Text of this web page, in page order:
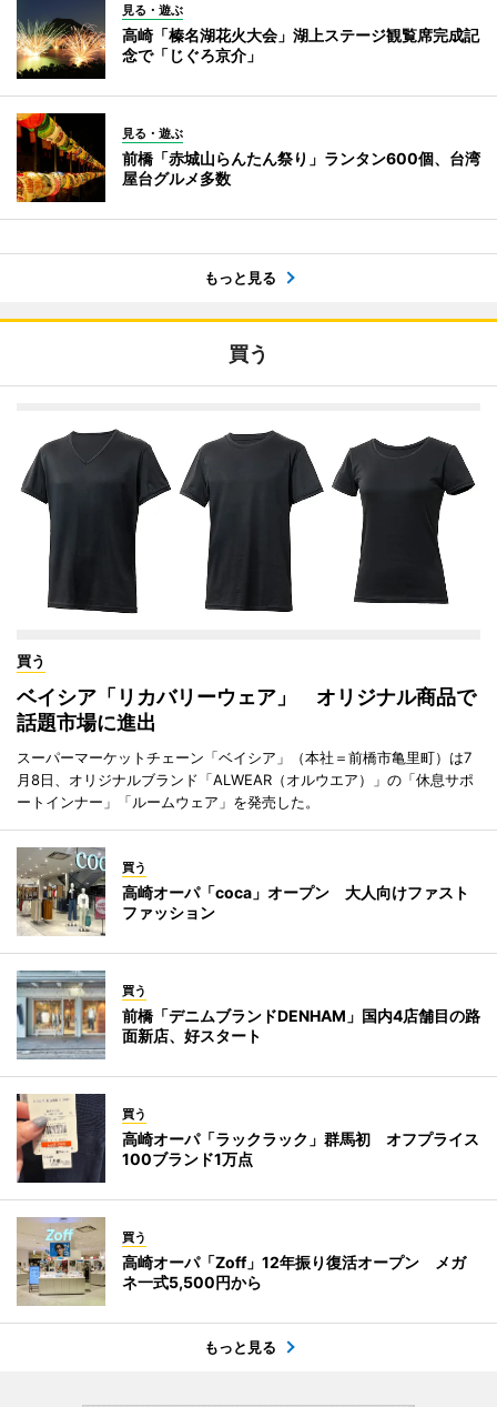
見る・遊ぶ
高崎「榛名湖花火大会」湖上ステージ観覧席完成記
念で「じぐろ京介」
見る・遊ぶ
前橋「赤城山らんたん祭り」ランタン600個、台湾
屋台グルメ多数
もっと見る
買う
買う
ベイシア「リカバリーウェア」 オリジナル商品で
話題市場に進出
スーパーマーケットチェーン「ベイシア」（本社＝前橋市亀里町）は7
月8日、オリジナルブランド「ALWEAR（オルウエア）」の「休息サポ
ートインナー」「ルームウェア」を発売した。
買う
高崎オーパ「coca」オープン 大人向けファスト
ファッション
買う
前橋「デニムブランドDENHAM」国内4店舗目の路
面新店、好スタート
買う
高崎オーパ「ラックラック」群馬初 オフプライス
100ブランド1万点
買う
高崎オーパ「Zoff」12年振り復活オープン メガ
ネ一式5,500円から
もっと見る